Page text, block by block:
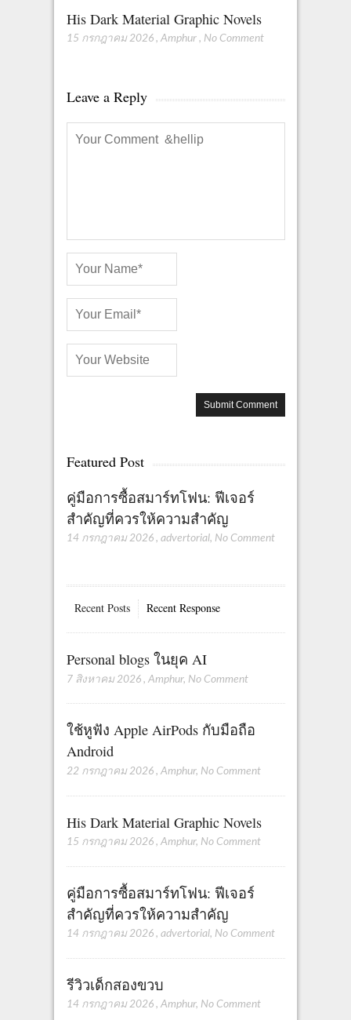
His Dark Material Graphic Novels
15 กรกฎาคม 2026 , Amphur , No Comment
Leave a Reply
Featured Post
คู่มือการซื้อสมาร์ทโฟน: ฟีเจอร์
สำคัญที่ควรให้ความสำคัญ
14 กรกฎาคม 2026 , advertorial, No Comment
Recent Posts Recent Response
Personal blogs ในยุค AI
7 สิงหาคม 2026 , Amphur, No Comment
ใช้หูฟัง Apple AirPods กับมือถือ
Android
22 กรกฎาคม 2026 , Amphur, No Comment
His Dark Material Graphic Novels
15 กรกฎาคม 2026 , Amphur, No Comment
คู่มือการซื้อสมาร์ทโฟน: ฟีเจอร์
สำคัญที่ควรให้ความสำคัญ
14 กรกฎาคม 2026 , advertorial, No Comment
รีวิวเด็กสองขวบ
14 กรกฎาคม 2026 , Amphur, No Comment